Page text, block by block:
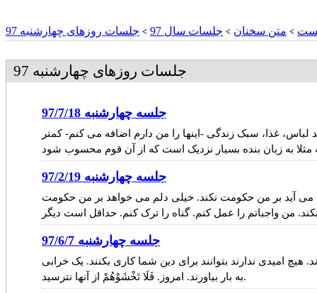
> متن سخنان > جلسات سال 97 > جلسات روزهای چهارشنبه 97
جلسات روزهای چهارشنبه 97
جلسه چهارشنبه 97/7/18
غذا، سبک زندگی -اینها را من دارم اضافه می کنم- کمتر
جلسه چهارشنبه 97/2/19
می آید بر من حکومت نکند. خیلی دلم می خواهد بر من حکومت
جلسه چهارشنبه 97/6/7
امیدی ندارند بتوانند برای دین شما کاری بکنند. یک خرابی
به بار بیاورند. امروز. فَلَا تَخْشَوْهُمْ از آنها نترسید.